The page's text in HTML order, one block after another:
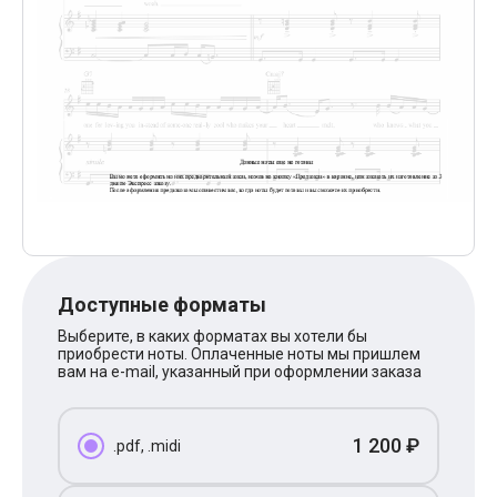
XOLIDAYBOY
Ваня Дмитриенко
Анна Герман
Полина Гагарина
Монеточка
Ласковый Май
HammAli
HammAli & Navai
Макс Корж
Michael Jackson
Modern Talking
Руки Вверх
Тима Белорусских
Олег Газманов
Доступные форматы
Выберите, в каких форматах вы хотели бы
приобрести ноты. Оплаченные ноты мы пришлем
вам на e-mail, указанный при оформлении заказа
.pdf, .midi 1 200 ₽